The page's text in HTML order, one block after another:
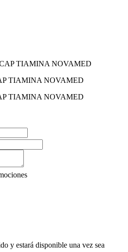
TIAMINA NOVAMED
TIAMINA NOVAMED
y estará disponible una vez sea